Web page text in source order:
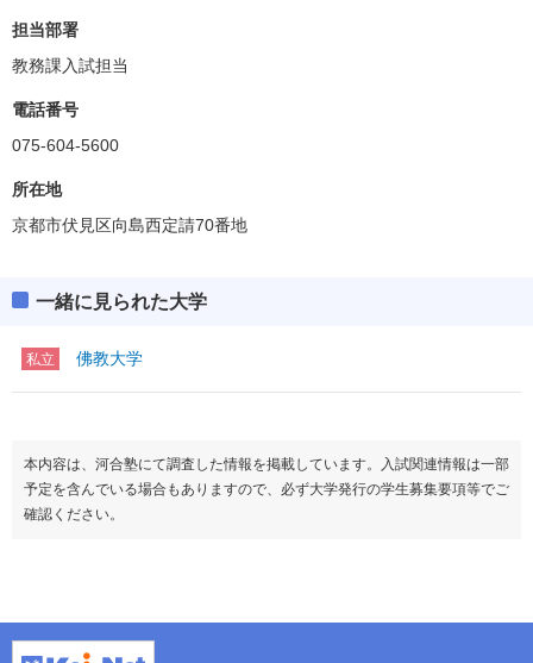
担当部署
教務課入試担当
電話番号
075-604-5600
所在地
京都市伏見区向島西定請70番地
一緒に見られた大学
私立 佛教大学
本内容は、河合塾にて調査した情報を掲載しています。入試関連情報は一部
予定を含んでいる場合もありますので、必ず大学発行の学生募集要項等でご
確認ください。